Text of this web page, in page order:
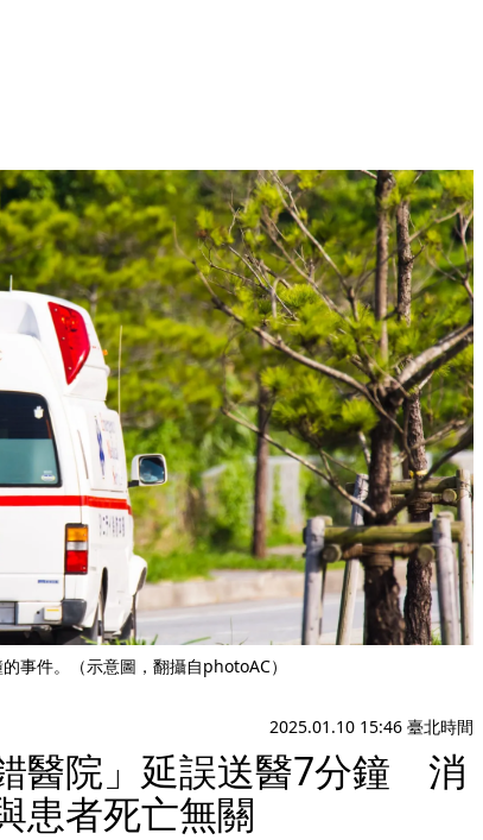
事件。（示意圖，翻攝自photoAC）
2025.01.10 15:46 臺北時間
醫院」延誤送醫7分鐘 消
患者死亡無關